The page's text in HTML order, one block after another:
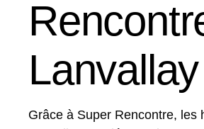
Lanvallay
Grâce à Super Rencontre, les